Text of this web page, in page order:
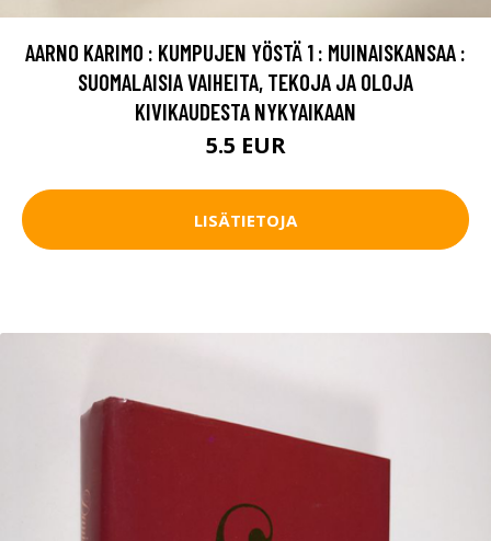
AARNO KARIMO : KUMPUJEN YÖSTÄ 1 : MUINAISKANSAA :
SUOMALAISIA VAIHEITA, TEKOJA JA OLOJA
KIVIKAUDESTA NYKYAIKAAN
5.5 EUR
LISÄTIETOJA